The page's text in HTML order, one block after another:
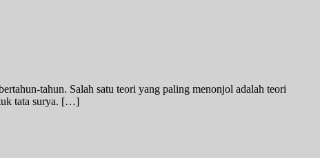
tahun. Salah satu teori yang paling menonjol adalah teori
tata surya. […]